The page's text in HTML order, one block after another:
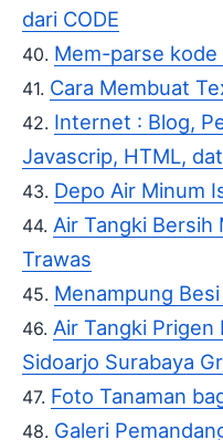
dari CODE
Mem-parse kode
Cara Membuat
Internet : Blog,
Javascrip, HTML,
Depo Air Minum
Air Tangki Bersih
Trawas
Menampung
Air Tangki
Sidoarjo Surabaya
Foto Tanaman
Galeri